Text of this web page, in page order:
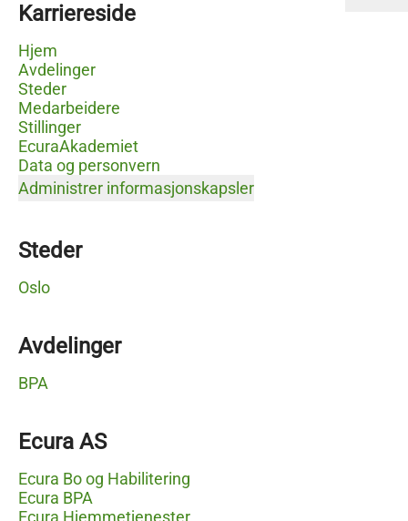
Karriereside
Hjem
Avdelinger
Steder
Medarbeidere
Stillinger
EcuraAkademiet
Data og personvern
Administrer informasjonskapsler
Steder
Oslo
Avdelinger
BPA
Ecura AS
Ecura Bo og Habilitering
Ecura BPA
Ecura Hjemmetjenester